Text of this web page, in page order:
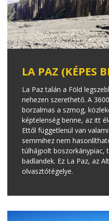
LA PAZ (KÉPES
La Paz talán a Föld
nehezen szerethető. A
borzalmas a szmog,
képtelenség benne, az itt
Ettől függetlenül van
semmihez nem
túlhájpolt boszorkánypiac,
badlandek. Ez La Paz, az
olvasztótégelye.